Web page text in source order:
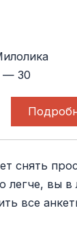
— 30
снять
легче, вы
все